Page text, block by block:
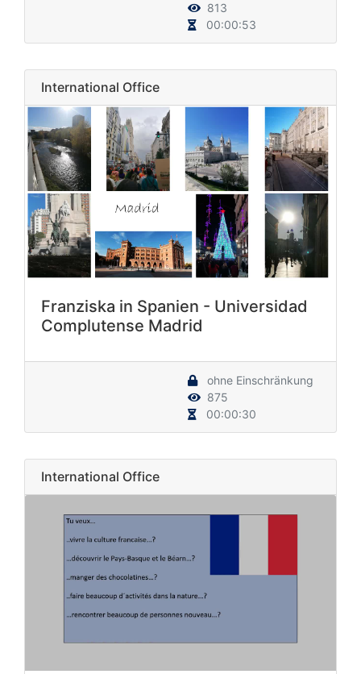
813
00:00:53
International Office
Franziska in Spanien - Universidad
Complutense Madrid
ohne Einschränkung
875
00:00:30
International Office